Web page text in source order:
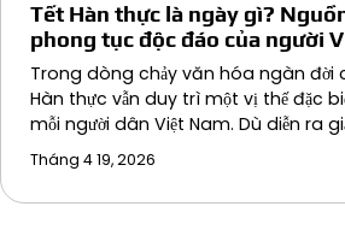
Tết Hàn thực là ngày gì?
phong tục độc đáo của người
Trong dòng chảy văn hóa ngàn đời
Hàn thực vẫn duy trì một vị thế đặc
mỗi người dân Việt Nam. Dù diễn ra
Tháng 4 19, 2026